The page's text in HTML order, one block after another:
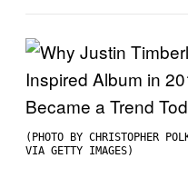
(PHOTO BY CHRISTOPHER
VIA GETTY IMAGES)